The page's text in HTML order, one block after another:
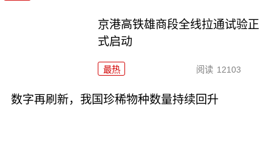
京港高铁雄商段全线拉通试验正
式启动
最热 阅读 12103
数字再刷新，我国珍稀物种数量持续回升